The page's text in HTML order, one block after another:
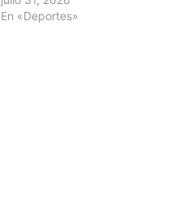
En «Deportes»